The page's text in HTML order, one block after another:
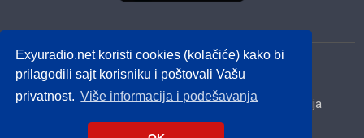
Exyuradio.net koristi cookies (kolačiće) kako bi
prilagodili sajt korisniku i poštovali Vašu
privatnost. Više informacija i podešavanja
© 2012 - 2026! exyuradio.net -Politika privatnosti -
created by IMS.RS
Srbija
Hrvatska BiH Crna Gora Makedonija
Slovenija